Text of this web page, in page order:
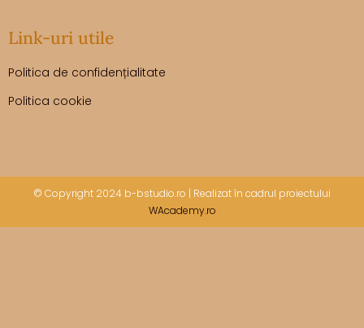
Link-uri utile
Politica de confidențialitate
Politica cookie
© Copyright 2024 b-bstudio.ro | Realizat în cadrul proiectului
WAcademy.ro